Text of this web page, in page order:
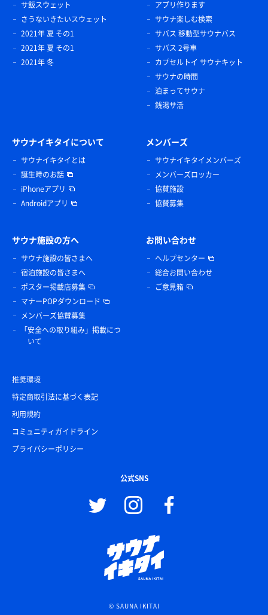
サ飯スウェット
さうないきたいスウェット
2021年 夏 その1
2021年 夏 その1
2021年 冬
アプリ作ります
サウナ楽しむ検索
サバス 移動型サウナバス
サバス 2号車
カプセルトイ サウナキット
サウナの時間
泊まってサウナ
銭湯サ活
サウナイキタイについて
サウナイキタイとは
誕生時のお話
iPhoneアプリ
Androidアプリ
メンバーズ
サウナイキタイメンバーズ
メンバーズロッカー
協賛施設
協賛募集
サウナ施設の方へ
サウナ施設の皆さまへ
宿泊施設の皆さまへ
ポスター掲載店募集
マナーPOPダウンロード
メンバーズ協賛募集
「安全への取り組み」掲載につ
いて
お問い合わせ
ヘルプセンター
総合お問い合わせ
ご意見箱
推奨環境
特定商取引法に基づく表記
利用規約
コミュニティガイドライン
プライバシーポリシー
公式SNS
© SAUNA IKITAI